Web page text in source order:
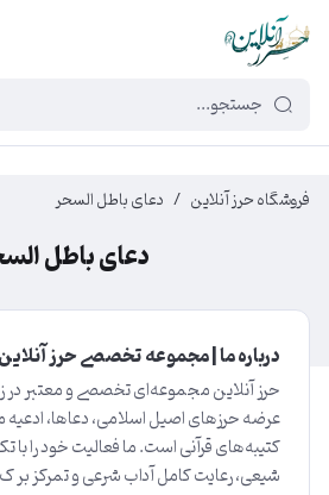
449f43cf-3da2-4422-bb12-2566cb5b8b05
فروشگاه حرز آنلاین / دعای باطل السحر
دعای باطل
درباره ما | مجموعه تخصصی حرز آنلاین
حرز آنلاین مجموعه‌ای تخصصی و معتبر در
عرضه حرزهای اصیل اسلامی، دعاها،
کتیبه‌های قرآنی است. ما فعالیت خود را با
شیعی، رعایت کامل آداب شرعی و تمرکز بر